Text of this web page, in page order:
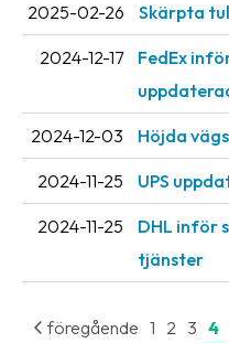
Nyhetsarkiv
Kontakta
oss
Villkor
Allmänna
Integritet
Förbjudet
2025-02-26 Skärpta
2024-12-17
FedEx
2024-12-03 Höjda
2024-11-25 UPS
2024-11-25
DHL inför
tjänster
föregående 1 2 3 4